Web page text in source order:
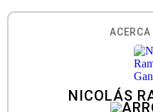
ACERCA
NICOLÁS